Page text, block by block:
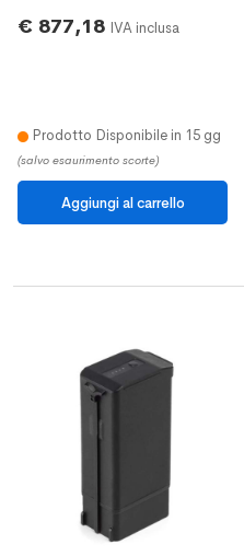
€ 877,18 IVA inclusa
Prodotto Disponibile in 15 gg
(salvo esaurimento scorte)